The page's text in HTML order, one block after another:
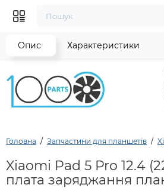
Головна Запчастини для планшетів
Xiaomi Pad 5 Pro 12.4
плата заряджання
Опис Характеристики